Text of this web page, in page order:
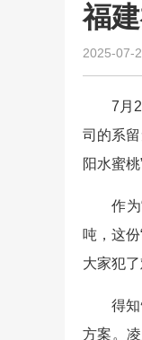
福
2025-07-
7月
司的系
阳水蜜桃”
作
吨，这
大家犯了
得
方案。